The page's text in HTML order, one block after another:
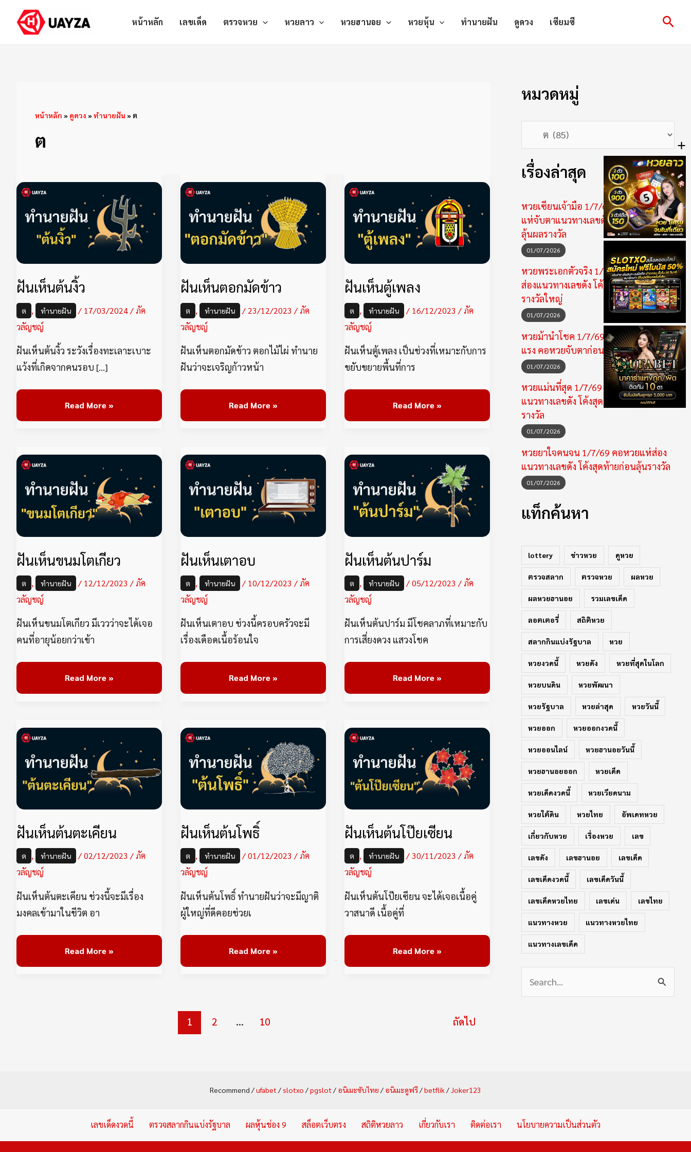
หน้าหลัก เลขเด็ด ตรวจหวย หวยลาว หวยฮานอย หวยหุ้น ทำนายฝัน ดูดวง เซียมซี
หน้าหลัก » ดูดวง »ทำนายฝัน» ต
ต
ฝันเห็นต้นงิ้ว
ต , ทำนายฝัน / 17/03/2024/ภัค
วลัญชญ์
ฝันเห็นต้นงิ้ว ระวังเรื่องทะเลาะเบาะ
แว้งที่เกิดจากคนรอบ […]
เห็น
ต้น
งิ้ว
Read More »
ฝันเห็นตอกมัดข้าว
ต , ทำนายฝัน /23/12/2023/ภัค
วลัญชญ์
ฝันเห็นตอกมัดข้าว ตอกไม้ไผ่ ทำนาย
ฝันว่าจะเจริญก้าวหน้า
เห็น
ตอก
มัด
Read More »
ฝันเห็นตู้เพลง
ต , ทำนายฝัน / 16/12/2023/ภัค
วลัญชญ์
ฝันเห็นตู้เพลง เป็นช่วงที่เหมาะกับการ
ขยับขยายพื้นที่การ
เห็น
ตู้
เพลง
Read More »
ฝันเห็นขนมโตเกียว
ต , ทำนายฝัน / 12/12/2023 /ภัค
วลัญชญ์
ฝันเห็นขนมโตเกียว มีเววว่าจะได้เจอ
คนที่อายุน้อยกว่าเข้า
เห็น
ขนม
โตเกียว
Read More »
ฝันเห็นเตาอบ
ต , ทำนายฝัน / 10/12/2023/ภัค
วลัญชญ์
ฝันเห็นเตาอบ ช่วงนี้ครอบครัวจะมี
เรื่องเดือดเนื้อร้อนใจ
เห็น
เตา
อบ
Read More »
ฝันเห็นต้นปาร์ม
ต , ทำนายฝัน /05/12/2023/ภัค
วลัญชญ์
ฝันเห็นต้นปาร์ม มีโชคลาภที่เหมาะกับ
การเสี่ยงดวง แสวงโชค
เห็น
ต้น
ปาร์
Read More »
ฝันเห็นต้นตะเคียน
ต , ทำนายฝัน /02/12/2023 /ภัค
วลัญชญ์
ฝันเห็นต้นตะเคียน ช่วงนี้จะมีเรื่อง
มงคลเข้ามาในชีวิต อา
เห็น
ต้น
ตะเคียน
Read More »
ฝันเห็นต้นโพธิ์
ต , ทำนายฝัน /01/12/2023/ภัค
วลัญชญ์
ฝันเห็นต้นโพธิ์ ทำนายฝันว่าจะมีญาติ
ผู้ใหญ่ที่ดีคอยช่วยเ
เห็น
ต้น
โพธิ์
Read More »
ฝันเห็นต้นโป๊ยเซียน
ต , ทำนายฝัน /30/11/2023/ภัค
วลัญชญ์
ฝันเห็นต้นโป๊ยเซียน จะได้เจอเนื้อคู่
วาสนาดี เนื้อคู่ที่
เห็น
ต้น
โป๊ยเซียน
Read More »
Post
pagination
1 2 … 10 ถัดไป
หมวดหมู่
ม
มู่
เรื่องล่าสุด
หวยเซียนเจ้ามือ 1/7/69 มาแล้ว คอหวย
แห่จับตาแนวทางเลขดัง โค้งสุดท้ายก่อน
ลุ้นผลรางวัล
01/07/2026
หวยพระเอกตัวจริง 1/7/69 คอหวยแห่
ส่องแนวทางเลขดัง โค้งสุดท้ายก่อนลุ้น
รางวัลใหญ่
01/07/2026
หวยม้านำโชค 1/7/69 แนวทางเลขดังมา
แรง คอหวยจับตาก่อนลุ้นผลรางวัล
01/07/2026
หวยแม่นที่สุด 1/7/69 คอหวยแห่ส่อง
แนวทางเลขดัง โค้งสุดท้ายก่อนลุ้นผล
รางวัล
01/07/2026
หวยยาใจคนจน 1/7/69 คอหวยแห่ส่อง
แนวทางเลขดัง โค้งสุดท้ายก่อนลุ้นรางวัล
01/07/2026
แท็กค้นหา
lottery ข่าวหวย ดูหวย
ตรวจสลาก ตรวจหวย ผลหวย
ผลหวยฮานอย รวมเลขเด็ด
ลอตเตอรี่ สถิติหวย
สลากกินแบ่งรัฐบาล หวย
หวยงวดนี้ หวยดัง หวยที่สุดในโลก
หวยบนดิน หวยพัฒนา
หวยรัฐบาล หวยล่าสุด หวยวันนี้
หวยออก หวยออกงวดนี้
หวยออนไลน์ หวยฮานอยวันนี้
หวยฮานอยออก หวยเด็ด
หวยเด็ดงวดนี้ หวยเวียดนาม
หวยใต้ดิน หวยไทย อัพเดทหวย
เกี่ยวกับหวย เรื่องหวย เลข
เลขดัง เลขฮานอย เลขเด็ด
เลขเด็ดงวดนี้ เลขเด็ดวันนี้
เลขเด็ดหวยไทย เลขเด่น เลขไทย
แนวทางหวย แนวทางหวยไทย
แนวทางเลขเด็ด
Recommend /ufabet /slotxo /pgslot / อนิเมะซับไทย / อนิเมะดูฟรี/betflik/Joker123
เลขเด็ดงวดนี้ ตรวจสลากกินแบ่งรัฐบาล ผลหุ้นช่อง 9 สล็อตเว็บตรง สถิติหวยลาว เกี่ยวกับเรา ติดต่อเรา นโยบายความเป็นส่วนตัว
+